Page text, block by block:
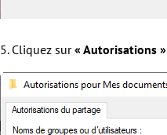
5. Cliquez sur« Autorisations »